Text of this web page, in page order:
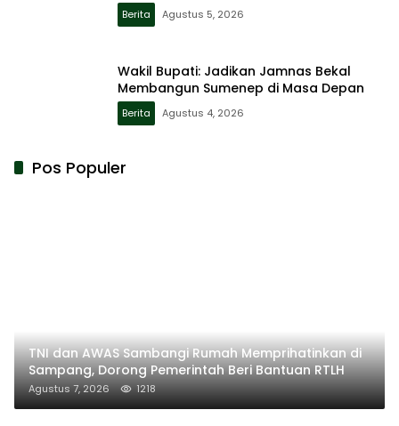
Berita Agustus 5, 2026
Wakil Bupati: Jadikan Jamnas Bekal
Membangun Sumenep di Masa Depan
Berita Agustus 4, 2026
Pos Populer
TNI dan AWAS Sambangi Rumah Memprihatinkan di
Sampang, Dorong Pemerintah Beri Bantuan RTLH
Agustus 7, 2026 1218